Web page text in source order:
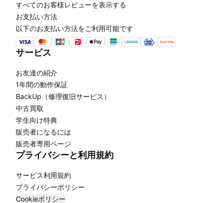
すべてのお客様レビューを表示する
お支払い方法
以下のお支払い方法をご利用可能です
サービス
お友達の紹介
1年間の動作保証
BackUp（修理復旧サービス）
中古買取
学生向け特典
販売者になるには
販売者専用ページ
プライバシーと利用規約
サービス利用規約
プライバシーポリシー
Cookieポリシー